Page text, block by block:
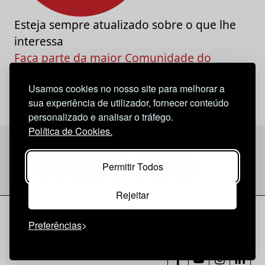
Usamos cookies no nosso site para melhorar a
sua experiência de utilizador, fornecer conteúdo
personalizado e analisar o tráfego.
Política de Cookies.
Permitir Todos
Rejeitar
Preferências
Esteja sempre atualizado sobre o que lhe
interessa
Faça parte da maior Comunidade do
Política de Cookies